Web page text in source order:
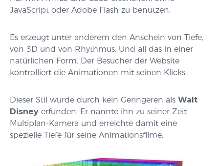
JavaScript oder Adobe Flash zu benutzen.
Es erzeugt unter anderem den Anschein von Tiefe,
von 3D und von Rhythmus. Und all das in einer
natürlichen Form. Der Besucher der Website
kontrolliert die Animationen mit seinen Klicks.
Dieser Stil wurde durch kein Geringeren als Walt
Disney erfunden. Er nannte ihn zu seiner Zeit
Multiplan-Kamera und erreichte damit eine
spezielle Tiefe für seine Animationsfilme.